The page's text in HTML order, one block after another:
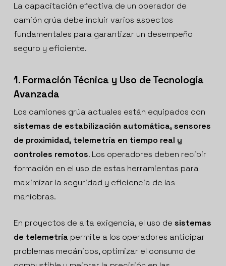
La capacitación efectiva de un operador de
camión grúa debe incluir varios aspectos
fundamentales para garantizar un desempeño
seguro y eficiente.
1. Formación Técnica y Uso de Tecnología
Avanzada
Los camiones grúa actuales están equipados con
sistemas de estabilización automática, sensores
de proximidad, telemetría en tiempo real y
controles remotos. Los operadores deben recibir
formación en el uso de estas herramientas para
maximizar la seguridad y eficiencia de las
maniobras.
En proyectos de alta exigencia, el uso de sistemas
de telemetría permite a los operadores anticipar
problemas mecánicos, optimizar el consumo de